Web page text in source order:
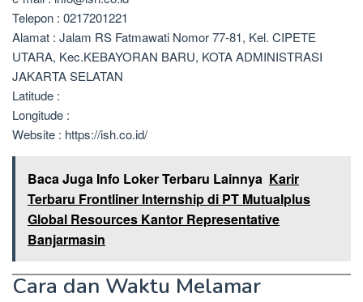
Telepon : 0217201221
Alamat : Jalam RS Fatmawati Nomor 77-81, Kel. CIPETE
UTARA, Kec.KEBAYORAN BARU, KOTA ADMINISTRASI
JAKARTA SELATAN
Latitude :
Longitude :
Website : https://ish.co.id/
Baca Juga Info Loker Terbaru Lainnya Karir
Terbaru Frontliner Internship di PT Mutualplus
Global Resources Kantor Representative
Banjarmasin
Cara dan Waktu Melamar